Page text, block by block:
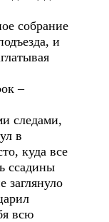
собрание
и
–
следами,
в
куда все
ссадины
заглянуло
всю